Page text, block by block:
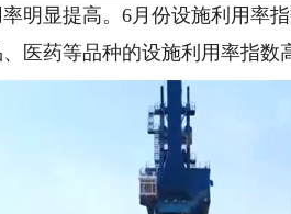
显提高。6月份设施利用率指
医药等品种的设施利用率指数